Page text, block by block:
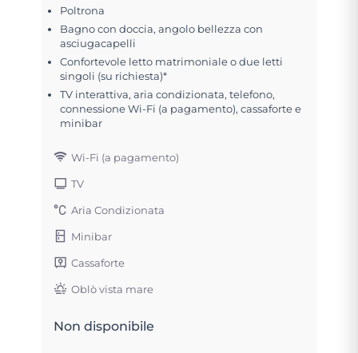
Poltrona
Bagno con doccia, angolo bellezza con
asciugacapelli
Confortevole letto matrimoniale o due letti
singoli (su richiesta)*
TV interattiva, aria condizionata, telefono,
connessione Wi-Fi (a pagamento), cassaforte e
minibar
Wi-Fi (a pagamento)
TV
Aria Condizionata
Minibar
Cassaforte
Oblò vista mare
Non disponibile